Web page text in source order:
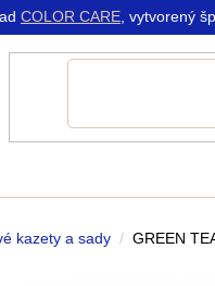
COLOR CARE, vytvorený
kazety a sady / GREEN